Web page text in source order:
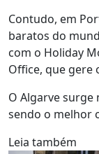
Contudo, em
baratos do
com o Holiday
Office, que gere
O Algarve
sendo o melhor
Leia também